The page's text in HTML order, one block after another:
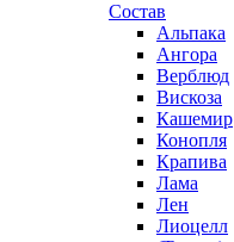
Состав
Альпака
Ангора
Верблюд
Вискоза
Кашемир
Конопля
Крапива
Лама
Лен
Лиоцелл